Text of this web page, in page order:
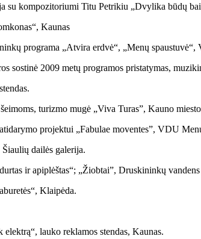
su kompozitoriumi Titu Petrikiu „Dvylika būdų
Kaunas
programa „Atvira erdvė“, „Menų spaustuvė“,
sostinė 2009 metų programos pristatymas,
turizmo mugė „Viva Turas”, Kauno miesto
projektui „Fabulae moventes”, VDU
dailės galerija.
ir apiplėštas“; „Žiobtai”, Druskininkų vandens
Klaipėda.
lauko reklamos stendas, Kaunas.